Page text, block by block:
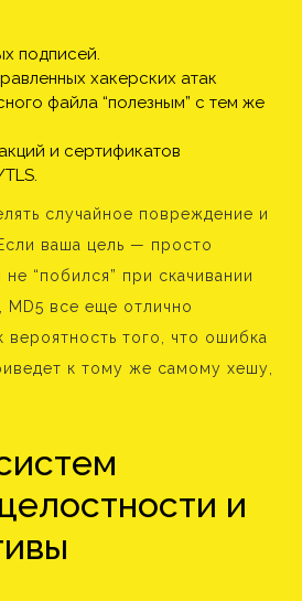
подписей.
хакерских атак
файла “полезным” с тем же
и сертификатов
случайное повреждение и
ваша цель — просто
“побился” при скачивании
MD5 все еще отлично
вероятность того, что ошибка
к тому же самому хешу,
и